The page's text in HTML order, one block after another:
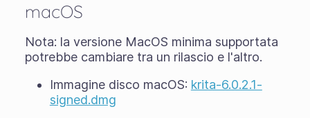
macOS
Nota: la versione MacOS minima supportata
potrebbe cambiare tra un rilascio e l'altro.
Immagine disco macOS: krita-6.0.2.1-
signed.dmg